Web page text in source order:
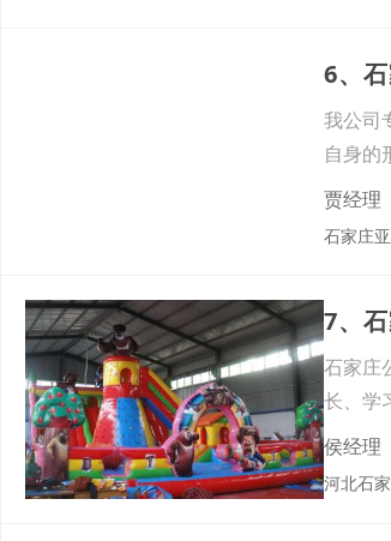
6、
我公司
自身的
还有
贾经理
石家庄
7、
石家庄
长、学
互动游
侯经理
河北石